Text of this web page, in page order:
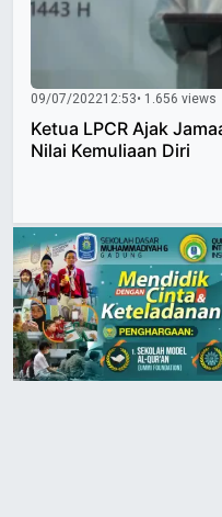
09/07/202212:53• 1.656 views
Ketua LPCR Ajak
Nilai Kemuliaan Diri